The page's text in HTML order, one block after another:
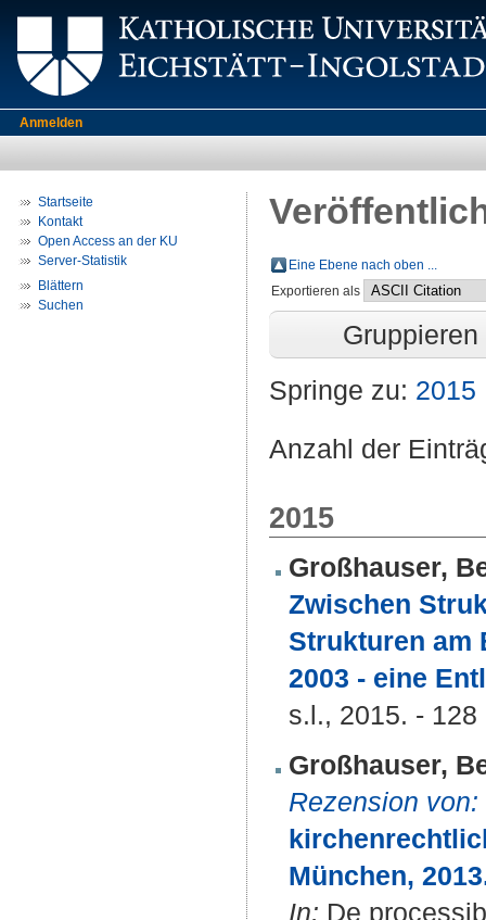
Anmelden
Startseite
Kontakt
Open Access an der KU
Server-Statistik
Blättern
Suchen
Eine Ebene nach oben ...
Exportieren als
Springe zu: 2015
Anzahl der
2015
Großhauser,
Zwischen
Strukturen am
2003 - eine
s.l., 2015. - 128
Großhauser,
Rezension von:
München,
In: De